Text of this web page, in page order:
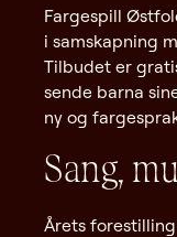
Fargespill
i samskapning
Tilbudet er
sende barna
ny og
Sang,
Årets